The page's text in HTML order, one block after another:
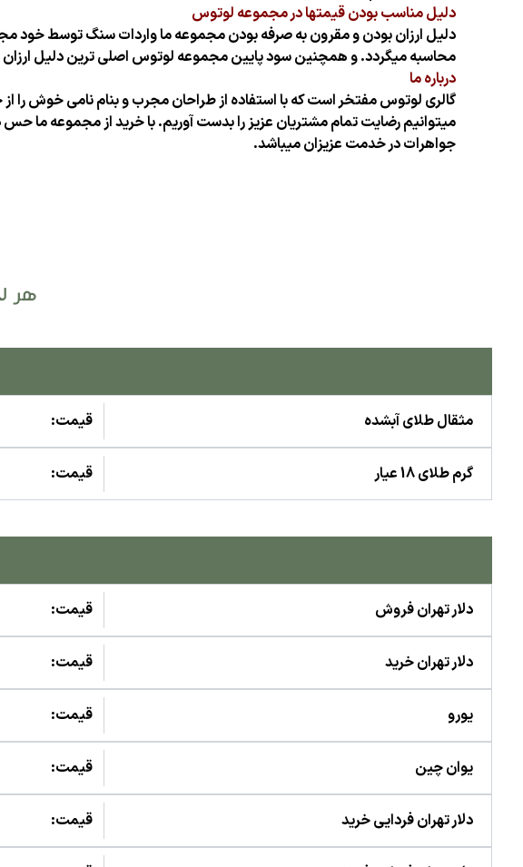
دلیل مناسب بودن قیمتها در مجموعه لوتوس
دلیل ارزان بودن و مقرون به صرفه بودن مجموعه ما واردات سنگ توسط خود
محاسبه میگردد. و همچنین سود پایین مجموعه لوتوس اصلی ترین دلیل ارزان
درباره ما
گالری لوتوس مفتخر است که با استفاده از طراحان مجرب و بنام نامی خوش را
میتوانیم رضایت تمام مشتریان عزیز را بدست آوریم. با خرید از مجموعه ما
جواهرات در خدمت عزیزان میباشد.
هر
مثقال طلای آبشده قیمت:
گرم طلای 18 عیار قیمت:
دلار تهران فروش قیمت:
دلار تهران خرید قیمت:
یورو قیمت:
یوان چین قیمت:
دلار تهران فردایی خرید قیمت: